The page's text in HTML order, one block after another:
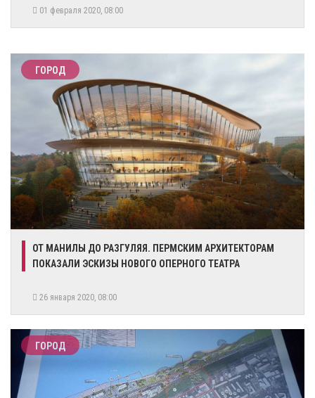
01 февраля 2020, 08:00
ГОРОД
ОТ МАНИЛЫ ДО РАЗГУЛЯЯ. ПЕРМСКИМ АРХИТЕКТОРАМ
ПОКАЗАЛИ ЭСКИЗЫ НОВОГО ОПЕРНОГО ТЕАТРА
26 января 2020, 08:00
ГОРОД